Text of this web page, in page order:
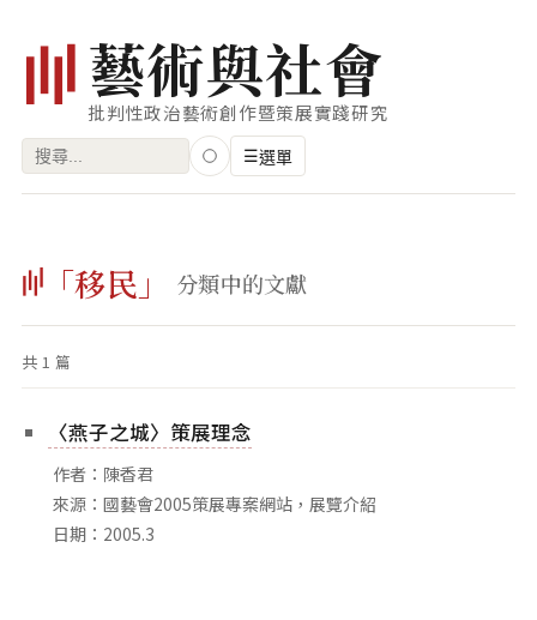
藝術與社會
批判性政治藝術創作暨策展實踐研究
搜
字:
☰選單
藝術家
創作類型
專題
關鍵字
標籤雲
相關網站
「移民」 分類中的文獻
共 1 篇
〈燕子之城〉策展理念
作者：陳香君
來源：國藝會2005策展專案網站，展覽介紹
日期：2005.3